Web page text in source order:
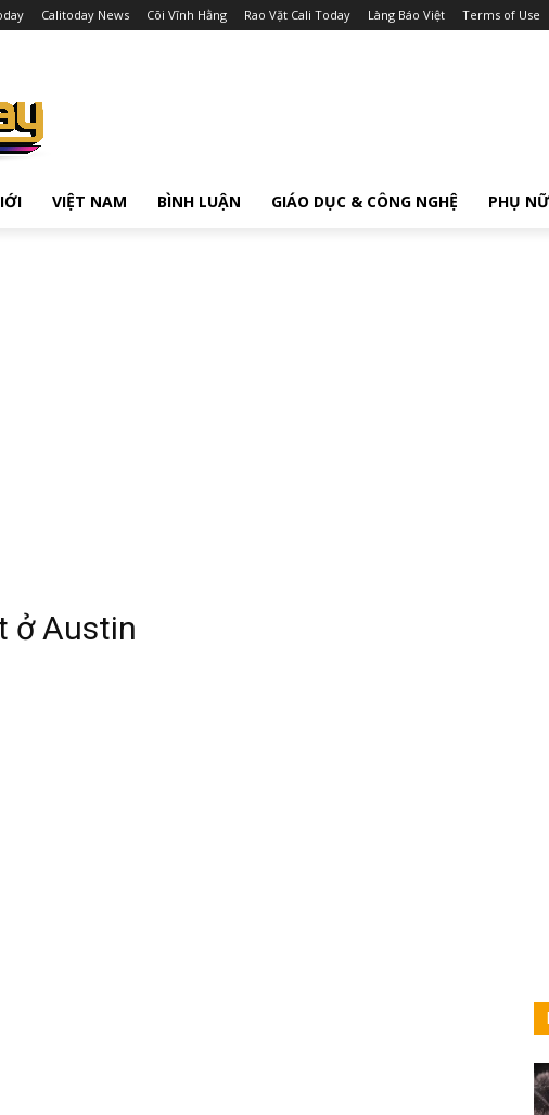
Calitoday News Cõi Vĩnh Hằng Rao Vặt Cali Today Làng Báo Việt Terms of Use
VIỆT NAM BÌNH LUẬN GIÁO DỤC & CÔNG NGHỆ PHỤ NỮ
ở Austin